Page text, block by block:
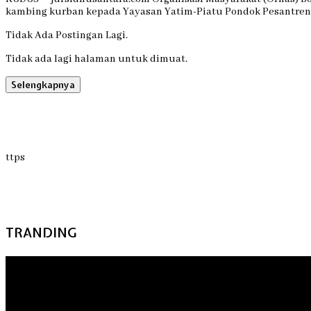
kambing kurban kepada Yayasan Yatim-Piatu Pondok
Tidak Ada Postingan Lagi.
Tidak ada lagi halaman untuk dimuat.
Selengkapnya
ttps
TRANDING